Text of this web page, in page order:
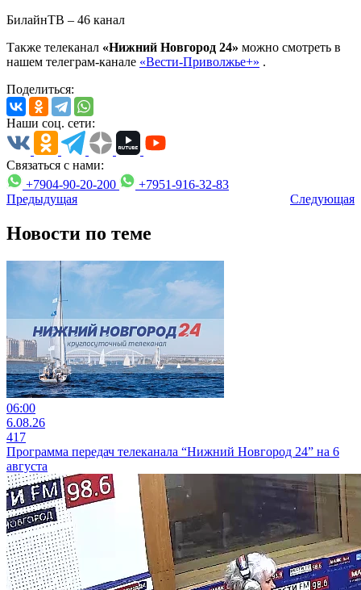
БилайнТВ – 46 канал
Также телеканал «Нижний Новгород 24» можно смотреть в
нашем телеграм-канале «Вести-Приволжье+» .
Поделиться:
Наши соц. сети:
Связаться с нами:
+7904-90-20-200
+7951-916-32-83
Предыдущая
Следующая
Новости по теме
06:00
6.08.26
417
Программа передач телеканала “Нижний Новгород 24” на 6
августа